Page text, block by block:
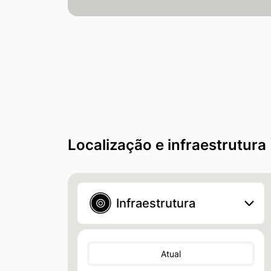
Localização e infraestrutura
Infraestrutura
Atual